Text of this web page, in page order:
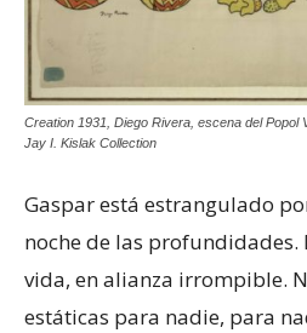
Creation 1931, Diego Rivera, escena del Popol
Jay I. Kislak Collection
Gaspar está estrangulado
noche de las profundidades.
vida, en alianza irrompible.
estáticas para nadie, para